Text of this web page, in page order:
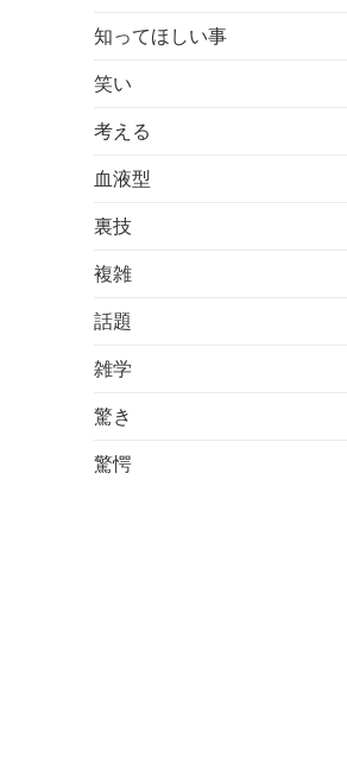
知ってほしい事
笑い
考える
血液型
裏技
複雑
話題
雑学
驚き
驚愕